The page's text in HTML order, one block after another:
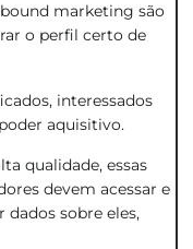
marketing são
o perfil certo de
interessados
aquisitivo.
qualidade, essas
devem acessar e
dados sobre eles,